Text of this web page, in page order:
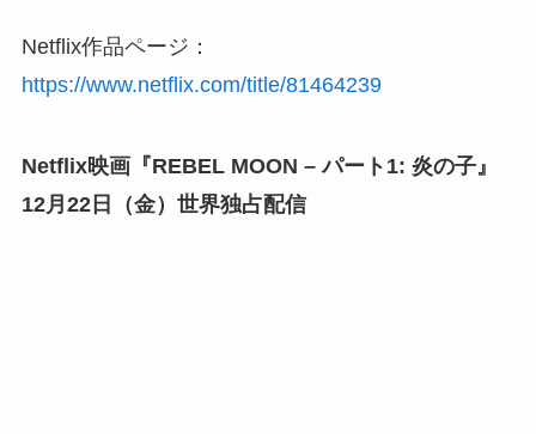
Netflix作品ページ：
https://www.netflix.com/title/81464239
Netflix映画『REBEL MOON – パート1: 炎の子』
12月22日（金）世界独占配信